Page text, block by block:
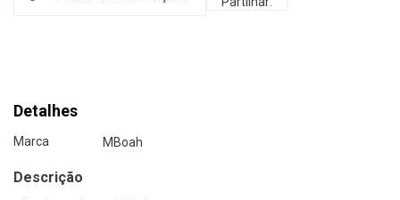
Detalhes
Marca MBoah
Descrição